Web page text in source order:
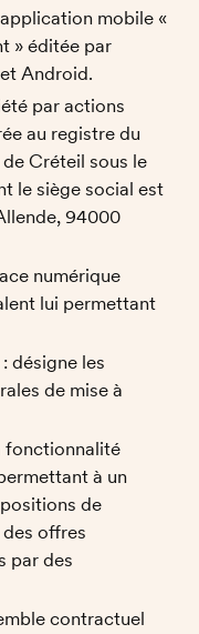
mobile «
» éditée par
Android.
par actions
au registre du
Créteil sous le
le siège social est
94000
numérique
lui permettant
désigne les
de mise à
fonctionnalité
à un
de
offres
par des
contractuel